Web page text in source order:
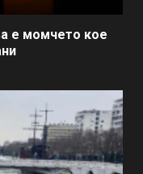
е момчето кое